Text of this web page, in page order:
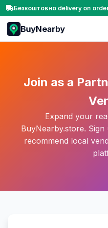
Безкоштовно delivery on
BuyNearby
Join as a
Expand your
BuyNearby.store.
recommend local